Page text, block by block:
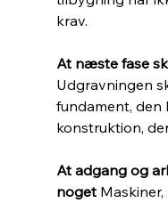
krav.
At næste fase
Udgravningen
fundament,
konstruktion,
At adgang og
noget